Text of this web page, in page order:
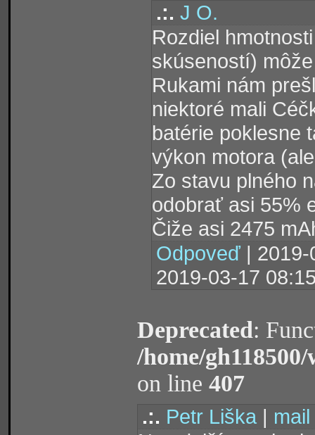
.:. J O.
Rozdiel
skúseností)
Rukami nám
niektoré mali
batérie poklesne
výkon motora
Zo stavu plného
odobrať asi 55%
Čiže asi 2475
Odpoveď |
2019-03-17
Deprecated:
/home/
on line 407
.:. Petr Liška | mail